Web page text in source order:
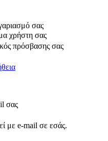
σας
χρήστη σας
πρόσβασης σας
σας
με e-mail σε εσάς.